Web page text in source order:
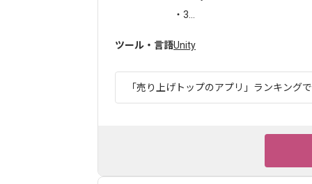
・3...
ツール・言語Unity
「売り上げトップのアプリ」ランキング